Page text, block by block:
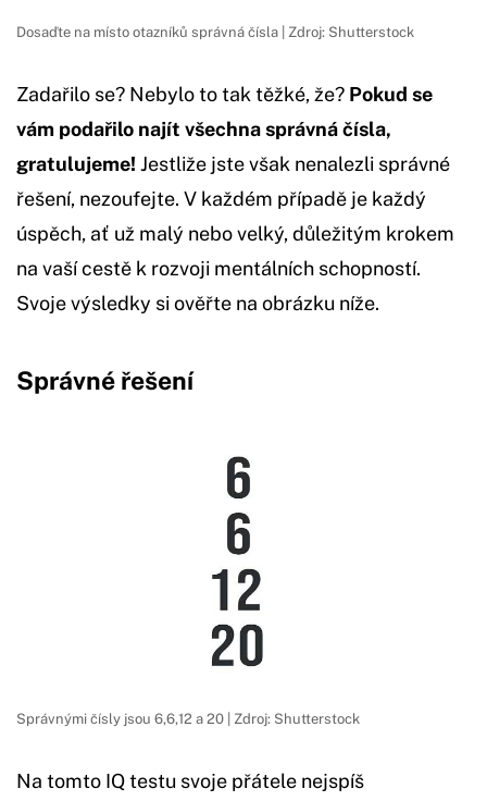
Dosaďte na místo otazníků správná čísla | Zdroj: Shutterstock
Zadařilo se? Nebylo to tak těžké, že? Pokud se
vám podařilo najít všechna správná čísla,
gratulujeme! Jestliže jste však nenalezli správné
řešení, nezoufejte. V každém případě je každý
úspěch, ať už malý nebo velký, důležitým krokem
na vaší cestě k rozvoji mentálních schopností.
Svoje výsledky si ověřte na obrázku níže.
Správné řešení
Správnými čísly jsou 6,6,12 a 20 | Zdroj: Shutterstock
Na tomto IQ testu svoje přátele nejspíš